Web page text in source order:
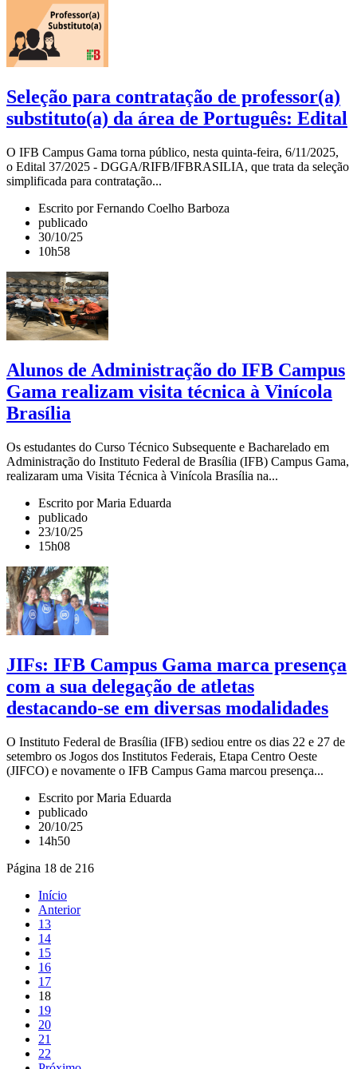
Seleção para contratação de professor(a)
substituto(a) da área de Português: Edital
O IFB Campus Gama torna público, nesta quinta-feira, 6/11/2025,
o Edital 37/2025 - DGGA/RIFB/IFBRASILIA, que trata da seleção
simplificada para contratação...
Escrito por Fernando Coelho Barboza
publicado
30/10/25
10h58
Alunos de Administração do IFB Campus
Gama realizam visita técnica à Vinícola
Brasília
Os estudantes do Curso Técnico Subsequente e Bacharelado em
Administração do Instituto Federal de Brasília (IFB) Campus Gama,
realizaram uma Visita Técnica à Vinícola Brasília na...
Escrito por Maria Eduarda
publicado
23/10/25
15h08
JIFs: IFB Campus Gama marca presença
com a sua delegação de atletas
destacando-se em diversas modalidades
O Instituto Federal de Brasília (IFB) sediou entre os dias 22 e 27 de
setembro os Jogos dos Institutos Federais, Etapa Centro Oeste
(JIFCO) e novamente o IFB Campus Gama marcou presença...
Escrito por Maria Eduarda
publicado
20/10/25
14h50
Página 18 de 216
Início
Anterior
13
14
15
16
17
18
19
20
21
22